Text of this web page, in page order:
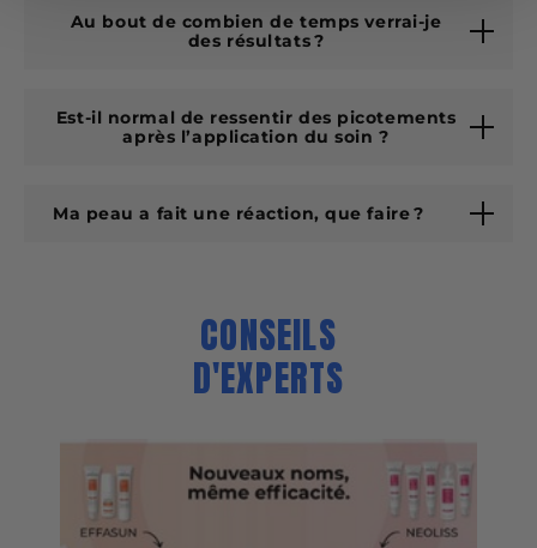
Ne pas appliquer sur une peau lésée ou irritée. Espacer les
applications en cas de picotements. Éviter le contour des
la femme enceinte. Conserver à une température
inférieure à 25°C.
♻️ Recyclabilité : étui entièrement recyclable ; tube
Au bout de combien de temps verrai-je
des résultats ?
Est-il normal de ressentir des picotements
après l’application du soin ?
Ma peau a fait une réaction, que faire ?
CONSEILS
D'EXPERTS